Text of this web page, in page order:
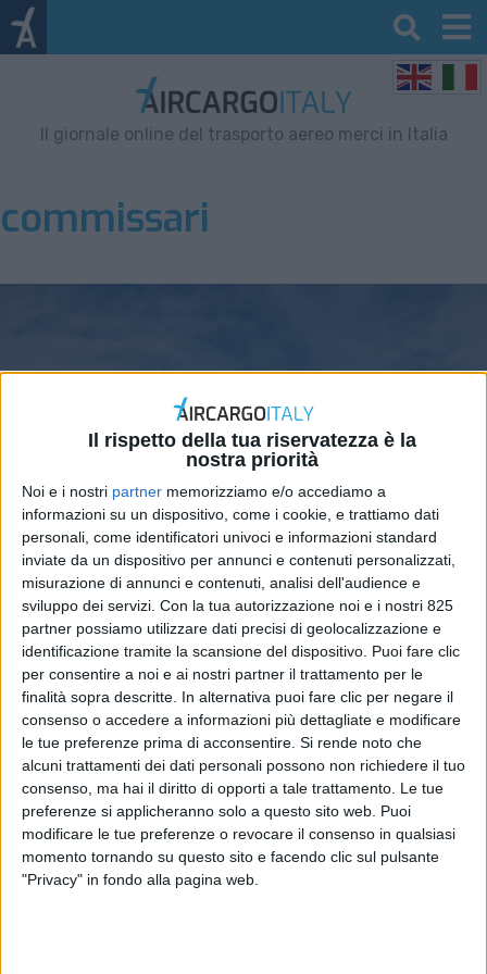
Il rispetto della tua riservatezza è la
nostra priorità
Noi e i nostri partner memorizziamo e/o accediamo a
informazioni su un dispositivo, come i cookie, e trattiamo dati
personali, come identificatori univoci e informazioni standard
inviate da un dispositivo per annunci e contenuti personalizzati,
misurazione di annunci e contenuti, analisi dell'audience e
sviluppo dei servizi. Con la tua autorizzazione noi e i nostri 825
partner possiamo utilizzare dati precisi di geolocalizzazione e
identificazione tramite la scansione del dispositivo. Puoi fare clic
per consentire a noi e ai nostri partner il trattamento per le
finalità sopra descritte. In alternativa puoi fare clic per negare il
consenso o accedere a informazioni più dettagliate e modificare
le tue preferenze prima di acconsentire. Si rende noto che
alcuni trattamenti dei dati personali possono non richiedere il tuo
consenso, ma hai il diritto di opporti a tale trattamento. Le tue
preferenze si applicheranno solo a questo sito web. Puoi
modificare le tue preferenze o revocare il consenso in qualsiasi
momento tornando su questo sito e facendo clic sul pulsante
"Privacy" in fondo alla pagina web.
Il giornale online del trasporto aereo merci in Italia
commissari
Il cargo di Alitalia è decollato
senza Etihad
ECONOMIA 25 LUGLIO 2019